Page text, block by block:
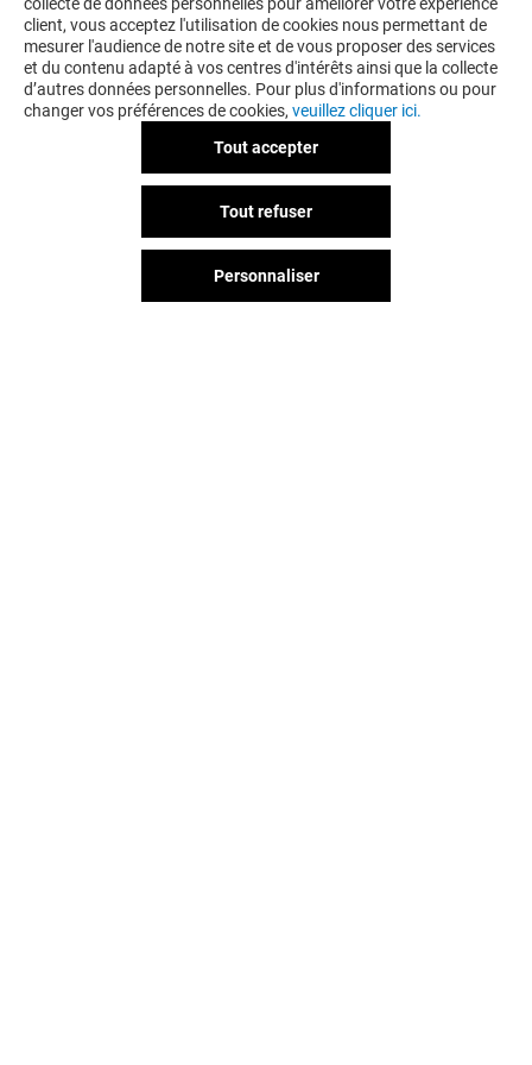
client, vous acceptez l'utilisation de cookies nous permettant de
mesurer l'audience de notre site et de vous proposer des services
et du contenu adapté à vos centres d'intérêts ainsi que la collecte
d’autres données personnelles. Pour plus d'informations ou pour
changer vos préférences de cookies, veuillez cliquer ici.
Tout accepter
Tout refuser
Personnaliser